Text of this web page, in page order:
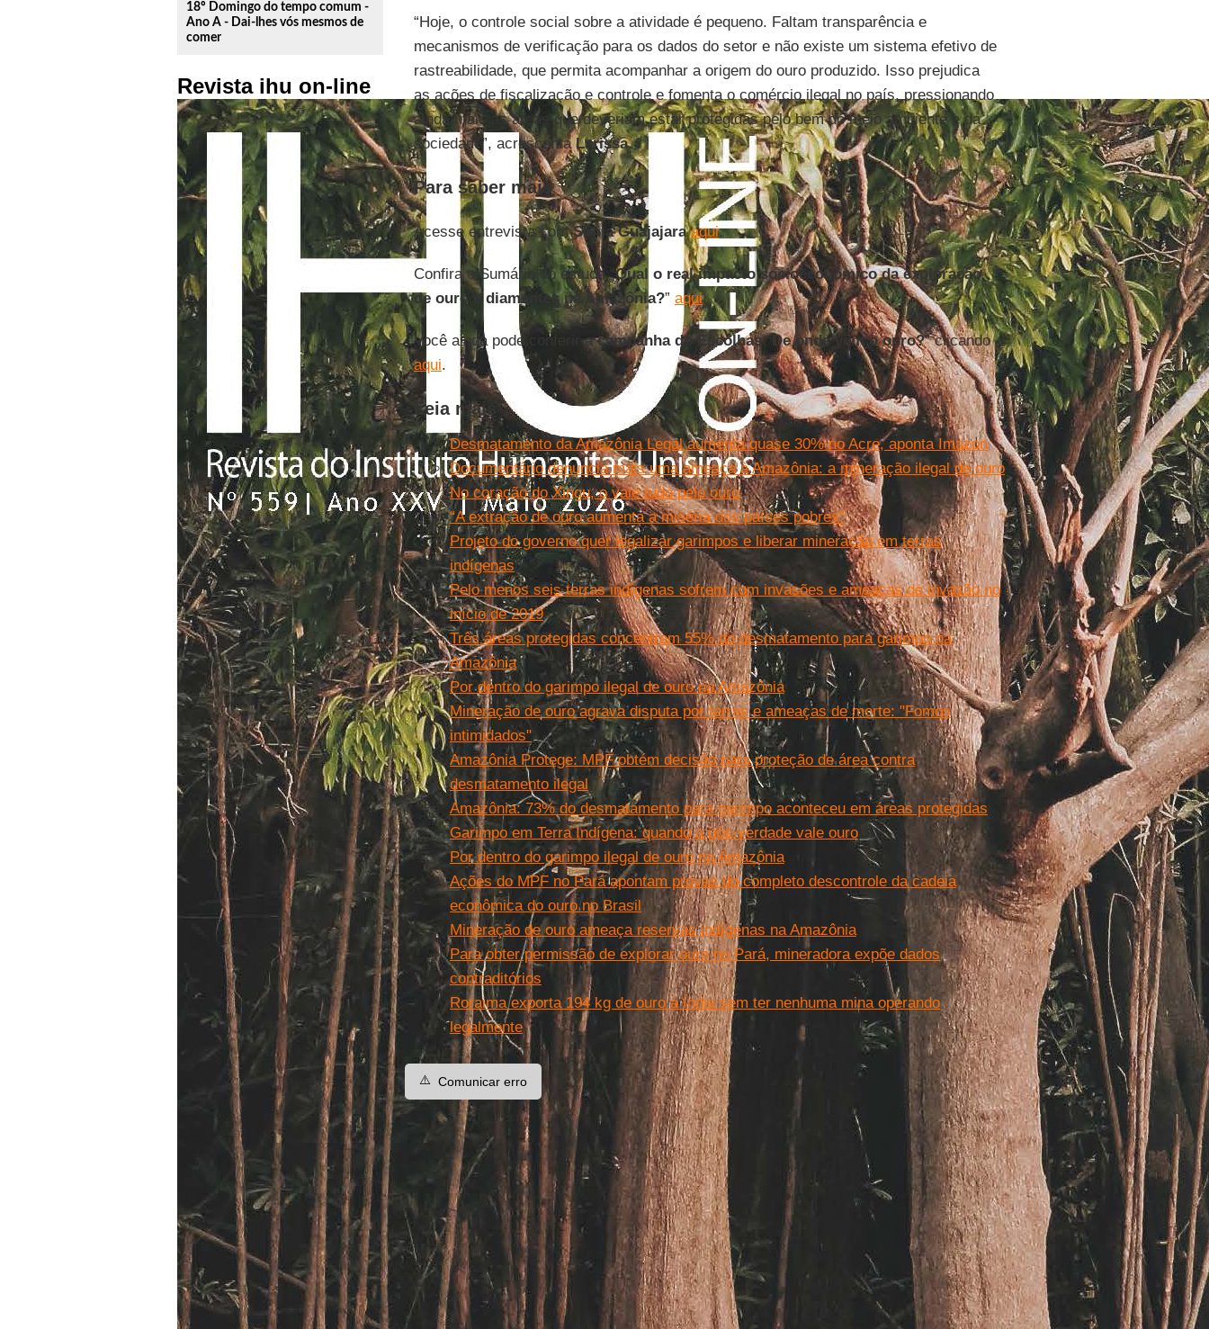
18º Domingo do tempo comum -
Ano A - Dai-lhes vós mesmos de
comer
Revista ihu on-line
“Hoje, o controle social sobre a atividade é pequeno. Faltam transparência e
mecanismos de verificação para os dados do setor e não existe um sistema efetivo de
rastreabilidade, que permita acompanhar a origem do ouro produzido. Isso prejudica
as ações de fiscalização e controle e fomenta o comércio ilegal no país, pressionando
ainda mais as áreas que deveriam estar protegidas pelo bem do meio ambiente e da
sociedade”, acrescentaLarissa.
Para saber mais
Acesse entrevista comSônia Guajajara aqui.
Confira o Sumário do estudo “Qual o real impacto socioeconômico da exploração
de ouro e diamantes na Amazônia?” aqui.
Você ainda pode conferir acampanha do Escolhas“ De onde vem o ouro?” clicando
aqui.
Leia mais
Desmatamento da Amazônia Legal aumenta quase 30% no Acre, aponta Imazon
Documentário denuncia mais uma ameaça à Amazônia: a mineração ilegal de ouro
No coração do Xingu, o vale tudo pelo ouro
“A extração de ouro aumenta a miséria dos países pobres”
Projeto do governo quer legalizar garimpos e liberar mineração em terras
indígenas
Pelo menos seis terras indígenas sofrem com invasões e ameaças de invasão no
início de 2019
Três áreas protegidas concentram 55% do desmatamento para garimpo na
Amazônia
Por dentro do garimpo ilegal de ouro na Amazônia
Mineração de ouro agrava disputa por terras e ameaças de morte: "Fomos
intimidados"
Amazônia Protege: MPF obtém decisão para proteção de área contra
desmatamento ilegal
Amazônia: 73% do desmatamento para garimpo aconteceu em áreas protegidas
Garimpo em Terra Indígena: quando a pós-verdade vale ouro
Por dentro do garimpo ilegal de ouro na Amazônia
Ações do MPF no Pará apontam provas do completo descontrole da cadeia
econômica do ouro no Brasil
Mineração de ouro ameaça reservas indígenas na Amazônia
Para obter permissão de explorar ouro no Pará, mineradora expõe dados
contraditórios
Roraima exporta 194 kg de ouro à Índia sem ter nenhuma mina operando
legalmente
⚠️ Comunicar erro